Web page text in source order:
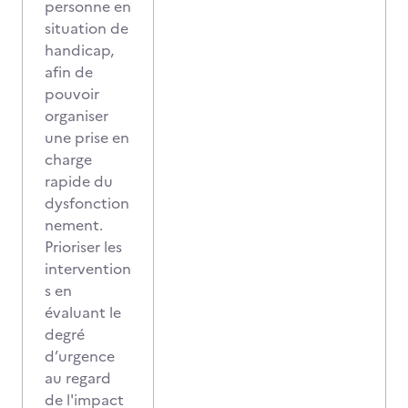
personne en
situation de
handicap,
afin de
pouvoir
organiser
une prise en
charge
rapide du
dysfonction
nement.
Prioriser les
intervention
s en
évaluant le
degré
d’urgence
au regard
de l'impact